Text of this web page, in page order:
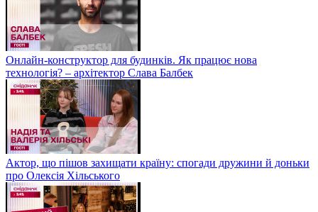
Онлайн-конструктор для будинків. Як працює нова
технологія? – архітектор Слава Балбек
Актор, що пішов захищати країну: спогади дружини й доньки
про Олексія Хільського